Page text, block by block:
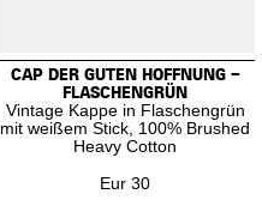
CAP DER GUTEN HOFFNUNG –
FLASCHENGRÜN
Vintage Kappe in Flaschengrün
mit weißem Stick, 100% Brushed
Heavy Cotton
Eur 30